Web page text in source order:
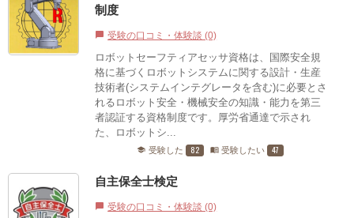
制度
chat_bubble 受験の口コミ・体験談 (0)
ロボットセーフティアセッサ資格は、国際安全規
格に基づくロボットシステムに関する設計・生産
技術者(システムインテグレータを含む)に必要とさ
れるロボット安全・機械安全の知識・能力を第三
者認証する資格制度です。厚労省通達で示され
た、ロボットシ...
school 受験した 82 menu_book 受験したい 47
自主保全士検定
chat_bubble 受験の口コミ・体験談 (0)